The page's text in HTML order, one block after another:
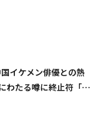
イケメン俳優との熱
わたる噂に終止符「邪